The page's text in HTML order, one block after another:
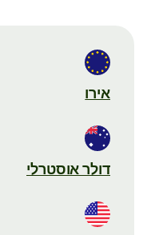
אירו
דולר אוסטרלי